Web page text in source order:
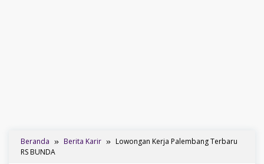
Beranda Berita Karir
Lowongan Kerja Palembang Terbaru
RS BUNDA